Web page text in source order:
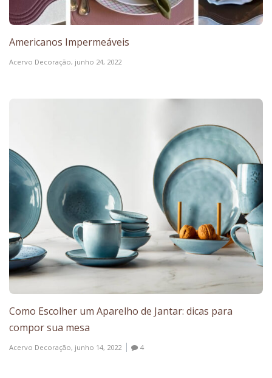
Americanos Impermeáveis
Acervo Decoração, junho 24, 2022
Como Escolher um Aparelho de Jantar: dicas para
compor sua mesa
Acervo Decoração, junho 14, 2022 4